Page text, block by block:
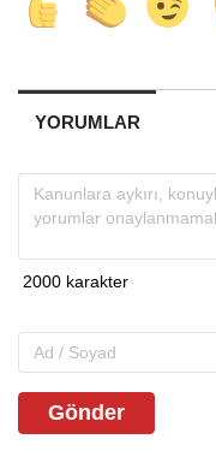
YORUMLAR
Gönder